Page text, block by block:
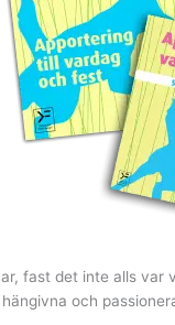
fast det inte alls var
och